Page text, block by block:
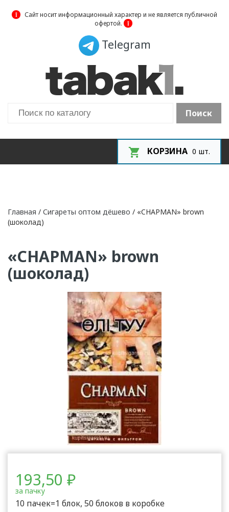
❕
Сайт носит информационный характер и не является публичной
офертой.
❕
Поиск
Telegram
КОРЗИНА 0 шт.
Главная / Сигареты оптом дёшево / «CHAPMAN» brown
(шоколад)
«CHAPMAN» brown
(шоколад)
193,50 ₽
за пачку
10 пачек=1 блок, 50 блоков в коробке